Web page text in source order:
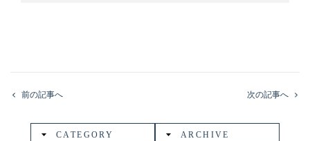
前の記事へ 次の記事へ
CATEGORY ARCHIVE